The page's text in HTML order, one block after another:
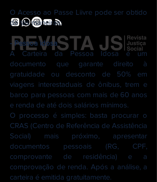
O Acesso ao Passe Liivre pode ser obtido
de tës maneiras:
- Pessoa idosa
A Carteira da Pessoa Idosa é um
documento que garante direito à
gratuidade ou desconto de 50% em
viagens interestaduais de ônibus, trem e
barco para pessoas com mais de 60 anos
e renda de até dois salários mínimos.
O processo é simples: basta procurar o
CRAS (Centro de Referência de Assistência
Social) mais próximo, apresentar
documentos pessoais (RG, CPF,
comprovante de residência) e a
comprovação de renda. Após a análise, a
carteira é emitida gratuitamente.